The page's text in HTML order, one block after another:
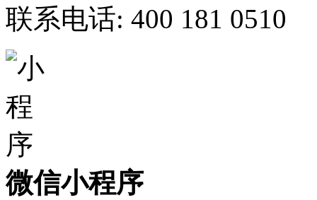
联系电话: 400 181 0510
微信小程序